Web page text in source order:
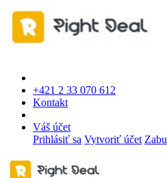
+421 2 33 070 612
Kontakt
Váš účet
Prihlásiť sa Vytvoriť účet